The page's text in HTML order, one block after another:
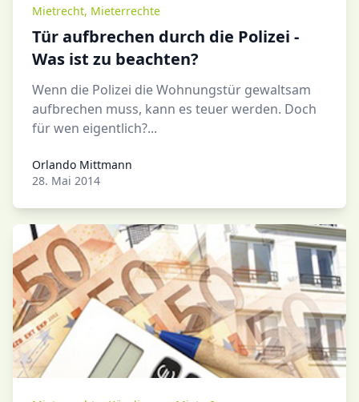
Mietrecht, Mieterrechte
Tür aufbrechen durch die Polizei -
Was ist zu beachten?
Wenn die Polizei die Wohnungstür gewaltsam
aufbrechen muss, kann es teuer werden. Doch
für wen eigentlich?...
Orlando Mittmann
Orlando Mittmann
28. Mai 2014